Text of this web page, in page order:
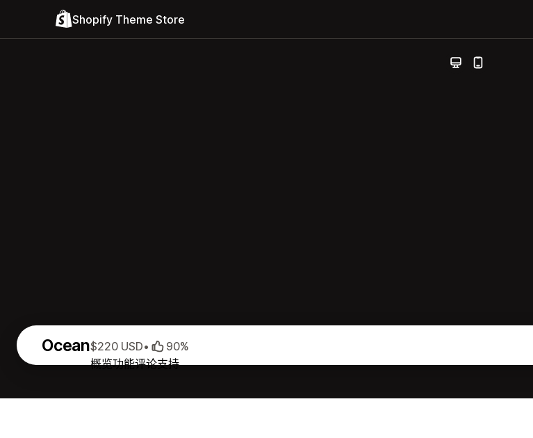
Shopify Theme Store
Ocean
概览功能评论支持
$220 USD• 90%